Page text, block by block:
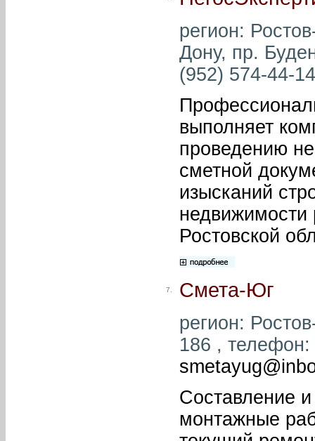
регион:
Дону, пр.
(952) 574-44-
выполняет
проведению
сметной
изысканий
недвижимости
Ростовской
7. Смета-Юг
регион:
186 ,
Составление и
монтажные